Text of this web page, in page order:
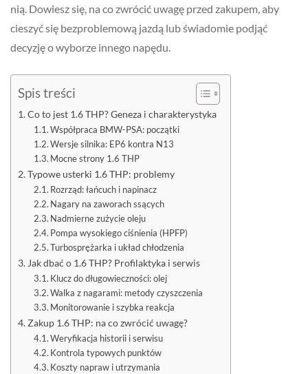
nią. Dowiesz się, na co zwrócić uwagę przed zakupem, aby
cieszyć się bezproblemową jazdą lub świadomie podjąć
decyzję o wyborze innego napędu.
Spis treści
Co to jest 1.6 THP? Geneza i charakterystyka
Współpraca BMW-PSA: początki
Wersje silnika: EP6 kontra N13
Mocne strony 1.6 THP
Typowe usterki 1.6 THP: problemy
Rozrząd: łańcuch i napinacz
Nagary na zaworach ssących
Nadmierne zużycie oleju
Pompa wysokiego ciśnienia (HPFP)
Turbosprężarka i układ chłodzenia
Jak dbać o 1.6 THP? Profilaktyka i serwis
Klucz do długowieczności: olej
Walka z nagarami: metody czyszczenia
Monitorowanie i szybka reakcja
Zakup 1.6 THP: na co zwrócić uwagę?
Weryfikacja historii i serwisu
Kontrola typowych punktów
Koszty napraw i utrzymania